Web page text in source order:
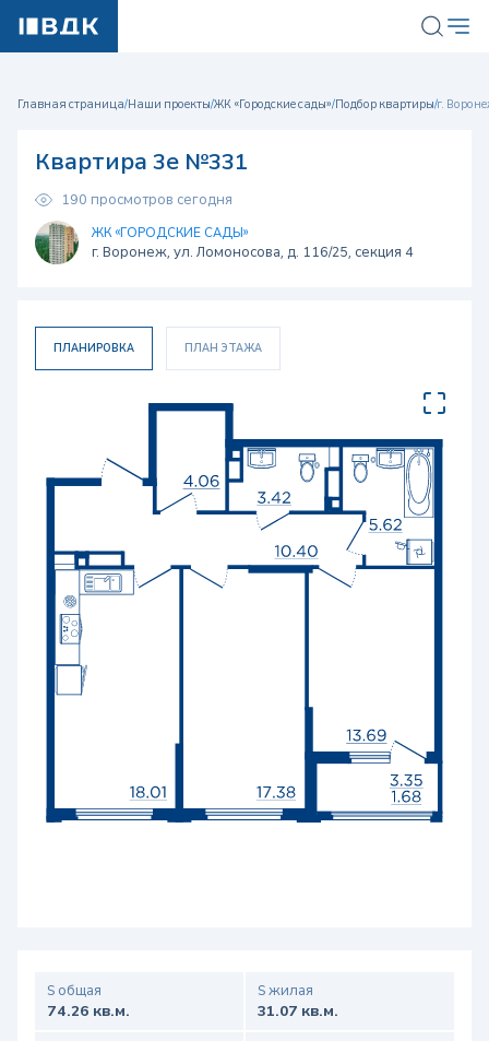
Главная страница/Наши проекты/ЖК «Городские сады»/Подбор квартиры/г.
Квартира 3е №331
190 просмотров сегодня
ЖК «ГОРОДСКИЕ САДЫ»
г. Воронеж, ул. Ломоносова, д. 116/25, секция 4
ПЛАНИРОВКА ПЛАН ЭТАЖА
S общая
74.26 кв.м.
S жилая
31.07 кв.м.